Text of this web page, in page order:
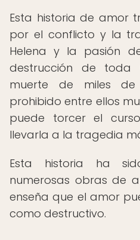
Esta historia de amor
por el conflicto y la
Helena y la pasión
destrucción de
muerte de miles
prohibido entre ellos
puede torcer el
llevarla a la tragedia
Esta historia ha
numerosas obras de
enseña que el amor
como destructivo.